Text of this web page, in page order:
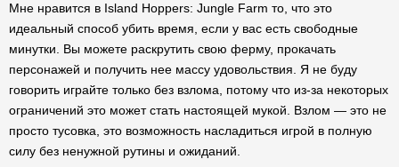
Mне нравится в Island Hoppers: Jungle Farm то, что это
идеальный способ убить время, если у вас есть свободные
минутки. Вы можете раскрутить свою ферму, прокачать
персонажей и получить нее массу удовольствия. Я не буду
говорить играйте только без взлома, потому что из-за некоторых
ограничений это может стать настоящей мукой. Взлом — это не
просто тусовка, это возможность насладиться игрой в полную
силу без ненужной рутины и ожиданий.